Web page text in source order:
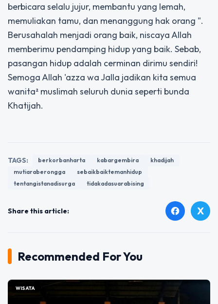
berbicara selalu jujur, membantu yang lemah,
memuliakan tamu, dan menanggung hak orang ".
Berusahalah menjadi orang baik, niscaya Allah
memberimu pendamping hidup yang baik. Sebab,
pasangan hidup adalah cerminan dirimu sendiri!
Semoga Allah 'azza wa Jalla jadikan kita semua
wanita² muslimah seluruh dunia seperti bunda
Khatijah.
TAGS: berkorbanharta kabargembira
khadijah
mutiaraberongga
sebaikbaiktemanhidup
tentangistanadisurga
tidakadasuarabising
Share this article: facebook X
Recommended For You
WISATA